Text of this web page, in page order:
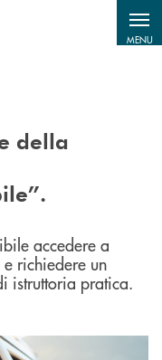
MENU
della
accedere a
richiedere un
istruttoria pratica.